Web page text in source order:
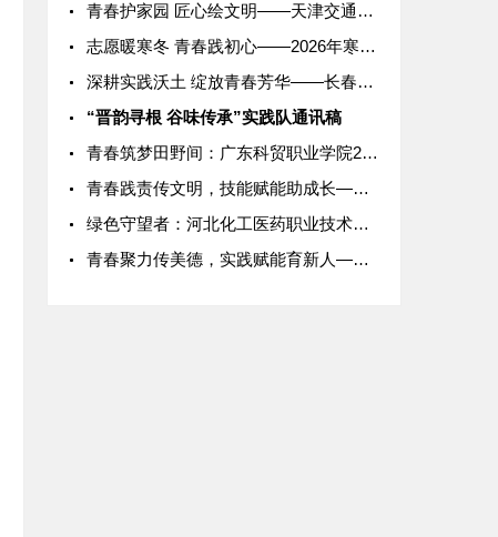
青春护家园 匠心绘文明——天津交通职业学院“筑路先锋”志愿服
志愿暖寒冬 青春践初心——2026年寒假志愿者实习活动纪实
深耕实践沃土 绽放青春芳华——长春金融高等专科学校2026年
“晋韵寻根 谷味传承”实践队通讯稿
青春筑梦田野间：广东科贸职业学院2026年寒假“三下乡”学子
青春践责传文明，技能赋能助成长——广东轻工职业技术学院202
绿色守望者：河北化工医药职业技术学院学子守护白洋淀生态屏障
青春聚力传美德，实践赋能育新人——天津现代职业技术学院202